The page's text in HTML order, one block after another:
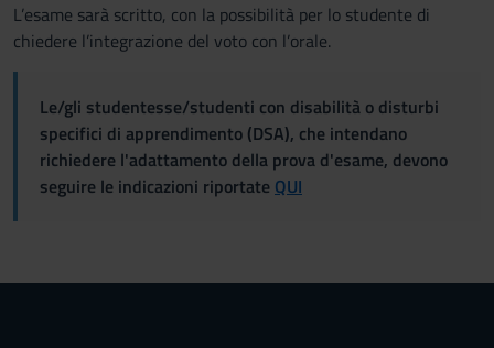
L’esame sarà scritto, con la possibilità per lo studente di
chiedere l’integrazione del voto con l’orale.
Le/gli studentesse/studenti con disabilità o disturbi
specifici di apprendimento (DSA), che intendano
richiedere l'adattamento della prova d'esame, devono
seguire le indicazioni riportate QUI